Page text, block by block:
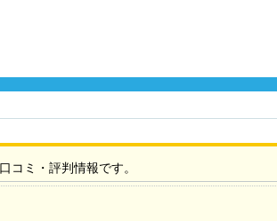
コミ・評判情報です。